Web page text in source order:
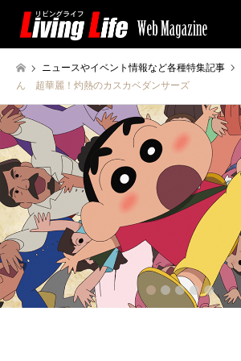
ニュースやイベント情報など各種特集記事
ん 超華麗！灼熱のカスカベダンサーズ
3 4 5